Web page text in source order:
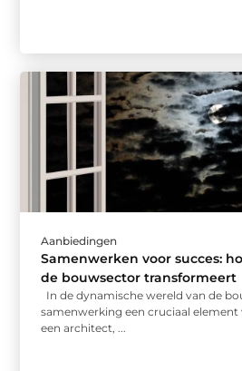
Aanbiedingen
Samenwerken voor succes:
de bouwsector transformeert
In de dynamische wereld van de
samenwerking een cruciaal element
een architect, ...